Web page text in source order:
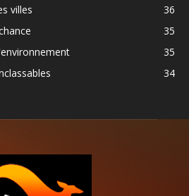
villes
36
35
35
34